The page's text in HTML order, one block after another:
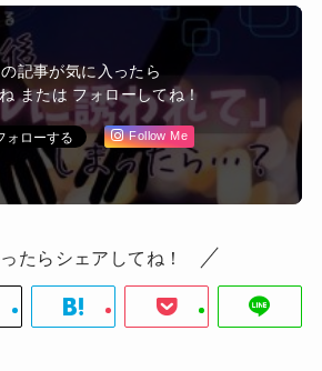
の記事が気に入ったら
または フォローしてね！
Follow Me
たらシェアしてね！